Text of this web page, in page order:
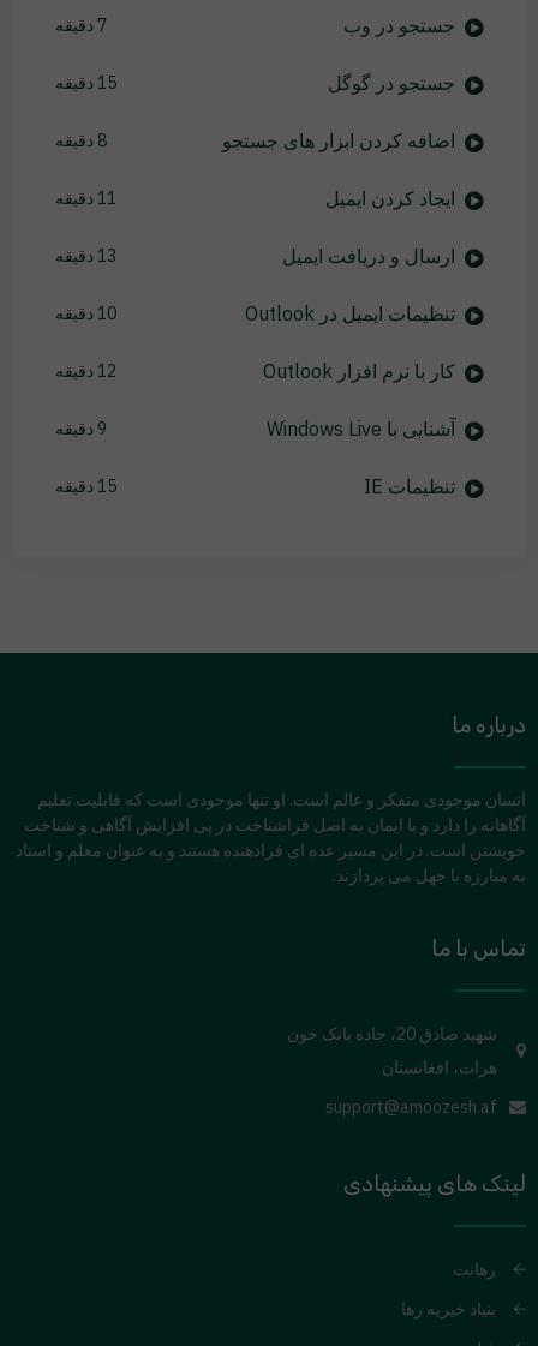
جستجو در وب 7 دقیقه
جستجو در گوگل 15 دقیقه
اضافه کردن ابزار های جستجو 8 دقیقه
ایجاد کردن ایمیل 11 دقیقه
ارسال و دریافت ایمیل 13 دقیقه
تنظیمات ایمیل در Outlook 10 دقیقه
کار با نرم افزار Outlook 12 دقیقه
آشنایی با Windows Live 9 دقیقه
تنظیمات IE 15 دقیقه
درباره ما
انسان موجودی متفکر و عالم است. او تنها موجودی است که قابلیت تعلیم
آگاهانه را دارد و با ایمان به اصل فراشناخت در پی افزایش آگاهی و شناخت
خویشتن است. در این مسیر عده ای فرادهنده هستند و به عنوان معلم و استاد
به مبارزه با جهل می پردازند.
تماس با ما
شهید صادق 20، جاده بانک خون
هرات، افغانستان
support@amoozesh.af
لینک های پیشنهادی
رهانت
بنیاد خیریه رها